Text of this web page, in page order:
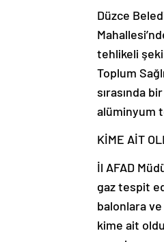
Düzce
tehlikeli
Toplum
sırasında
alüminyum
KİME AİT
İl AFAD
gaz tespit
balonlara
kime ait